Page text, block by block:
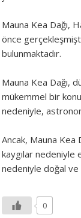
Mauna Kea Dağı,
önce
bulunmaktadır.
Mauna Kea Dağı,
mükemmel bir
nedeniyle,
Ancak, Mauna Kea
kaygılar nedeniyle
nedeniyle doğal
0